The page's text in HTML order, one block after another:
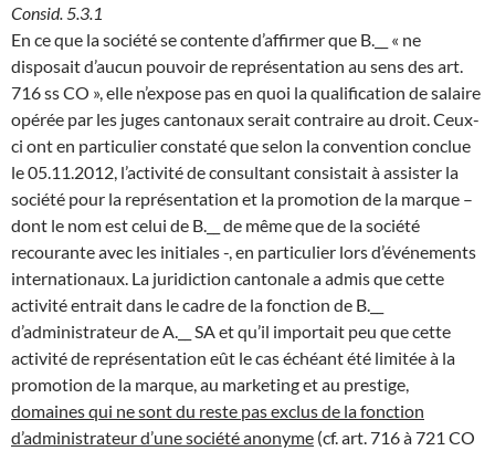
Consid. 5.3.1
En ce que la société se contente d’affirmer que B.__ « ne
disposait d’aucun pouvoir de représentation au sens des art.
716 ss CO », elle n’expose pas en quoi la qualification de salaire
opérée par les juges cantonaux serait contraire au droit. Ceux-
ci ont en particulier constaté que selon la convention conclue
le 05.11.2012, l’activité de consultant consistait à assister la
société pour la représentation et la promotion de la marque –
dont le nom est celui de B.__ de même que de la société
recourante avec les initiales -, en particulier lors d’événements
internationaux. La juridiction cantonale a admis que cette
activité entrait dans le cadre de la fonction de B.__
d’administrateur de A.__ SA et qu’il importait peu que cette
activité de représentation eût le cas échéant été limitée à la
promotion de la marque, au marketing et au prestige,
domaines qui ne sont du reste pas exclus de la fonction
d’administrateur d’une société anonyme (cf. art. 716 à 721 CO